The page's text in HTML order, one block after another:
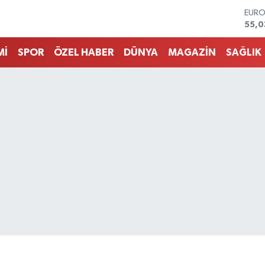
EURO
SPOR ÖZEL HABER DÜNYA MAGAZİN SAĞLIK